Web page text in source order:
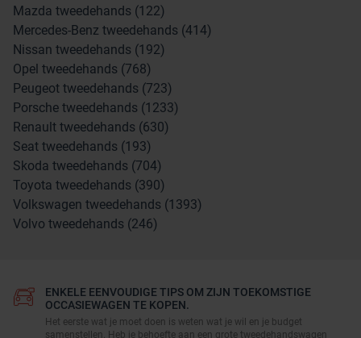
Mazda tweedehands (122)
Mercedes-Benz tweedehands (414)
Nissan tweedehands (192)
Opel tweedehands (768)
Peugeot tweedehands (723)
Porsche tweedehands (1233)
Renault tweedehands (630)
Seat tweedehands (193)
Skoda tweedehands (704)
Toyota tweedehands (390)
Volkswagen tweedehands (1393)
Volvo tweedehands (246)
ENKELE EENVOUDIGE TIPS OM ZIJN TOEKOMSTIGE
OCCASIEWAGEN TE KOPEN.
Het eerste wat je moet doen is weten wat je wil en je budget
samenstellen. Heb je behoefte aan een grote tweedehandswagen